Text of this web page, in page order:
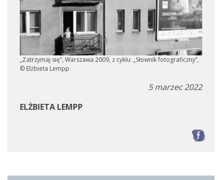
„Zatrzymaj się”, Warszawa 2009, z cyklu: „Słownik fotograficzny”,
© Elżbieta Lempp
5 marzec 2022
ELŻBIETA LEMPP